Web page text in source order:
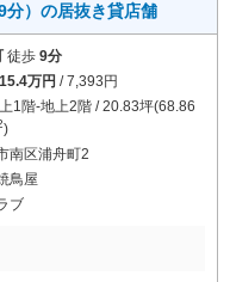
分）の居抜き貸店舗
徒歩 9分
15.4万円 / 7,393円
1階-地上2階 / 20.83坪(68.86
)
南区浦舟町2
鳥屋
ブ